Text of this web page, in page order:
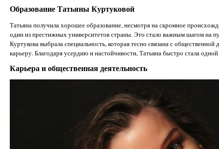
Образование Татьяны Куртуковой
Татьяна получила хорошее образование, несмотря на скромное
один из престижных университетов страны. Это стало важным шагом на
Куртукова выбрала специальность, которая тесно связана с
карьеру. Благодаря усердию и настойчивости, Татьяна быстро стала
Карьера и общественная деятельность